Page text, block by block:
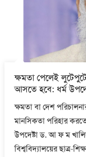
ক্ষমতা পেলেই
আসতে হবে: ধর্ম
ক্ষমতা বা দেশ
মানসিকতা পরিহার
উপদেষ্টা ড. আ ফ ম
বিশ্ববিদ্যালয়ের ছাত্র-